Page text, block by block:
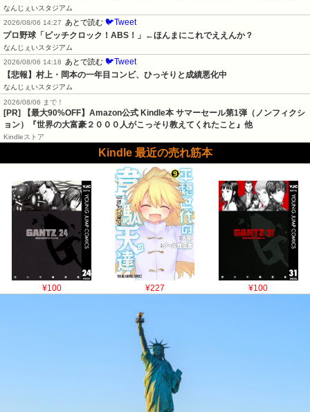
なんじぇいスタジアム
2026/08/06 14:27
あとで読む 🐦Tweet
プロ野球「ピッチクロック！ABS！」←ほんまにこれでええんか？
なんじぇいスタジアム
2026/08/06 14:18
あとで読む 🐦Tweet
【悲報】村上・岡本の一年目コンビ、ひっそりと成績悪化中
なんじぇいスタジアム
2026/08/06 まで！
[PR]
【最大90%OFF】Amazon公式 Kindle本 サマーセール第1弾（ノンフィクシ
ョン）『世界の大富豪２０００人がこっそり教えてくれたこと』他
Kindleストア
Kindle 最近の売れ筋本
¥100 ¥227 ¥100